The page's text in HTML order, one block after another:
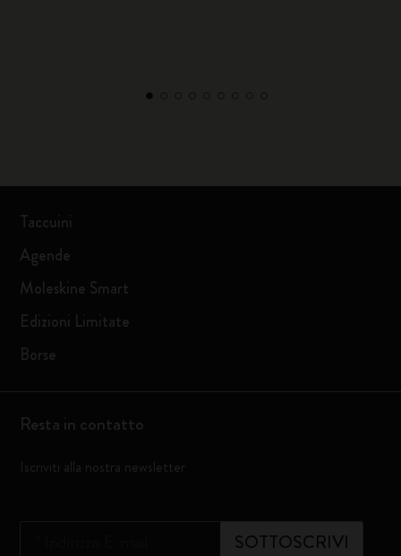
Taccuini
Agende
Moleskine Smart
Edizioni Limitate
Borse
Resta in contatto
Iscriviti alla nostra newsletter
SOTTOSCRIVI